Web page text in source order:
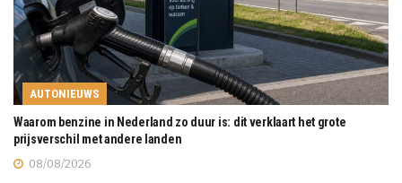
AUTONIEUWS
Waarom benzine in Nederland zo duur is: dit verklaart het grote
prijsverschil met andere landen
08/08/2026